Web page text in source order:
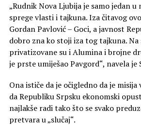
„Rudnik Nova Ljubija je samo jedan
sprege vlasti i tajkuna. Iza čitavog
Gordan Pavlović – Goci, a javnost
dobro zna ko stoji iza tog tajkuna. Na
privatizovane su i Alumina i brojne
je prste umiješao Pavgord“, navela je
Ona ističe da je očigledno da je
da Republiku Srpsku ekonomski
najlakše radi tako što se svako
pretvara u „slučaj“.